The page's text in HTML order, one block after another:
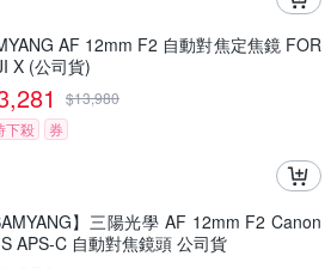
AF 12mm F2 自動對焦定焦鏡 FOR
X (公司貨)
$13,980
下殺
券
】三陽光學 AF 12mm F2 Canon
APS-C 自動對焦鏡頭 公司貨